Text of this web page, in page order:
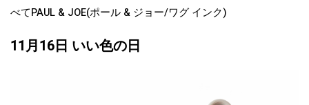
べてPAUL & JOE(ポール & ジョー/ワグ インク)
11月16日 いい色の日